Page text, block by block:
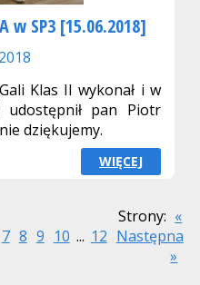
w SP3 [15.06.2018]
Klas II wykonał i w
udostępnił pan Piotr
dziękujemy.
WIĘCEJ
Strony: «
7 8 9 10 ... 12 Następna
»